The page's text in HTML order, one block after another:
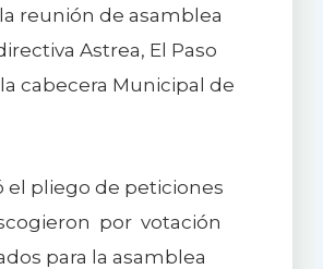
reunión de asamblea
Astrea, El Paso
cabecera Municipal de
el pliego de peticiones
por votación
para la asamblea